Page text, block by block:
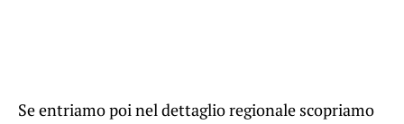
Se entriamo poi nel dettaglio regionale scopriamo